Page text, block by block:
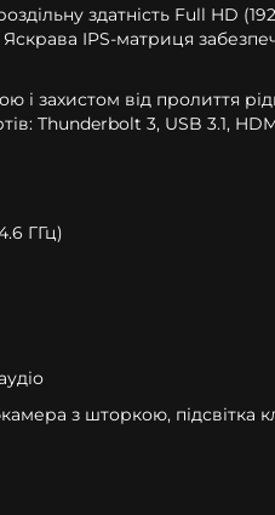
здатність Full HD
IPS-матриця
і захистом від пролиття
Thunderbolt 3, USB 3.1,
ГГц)
з шторкою, підсвітка